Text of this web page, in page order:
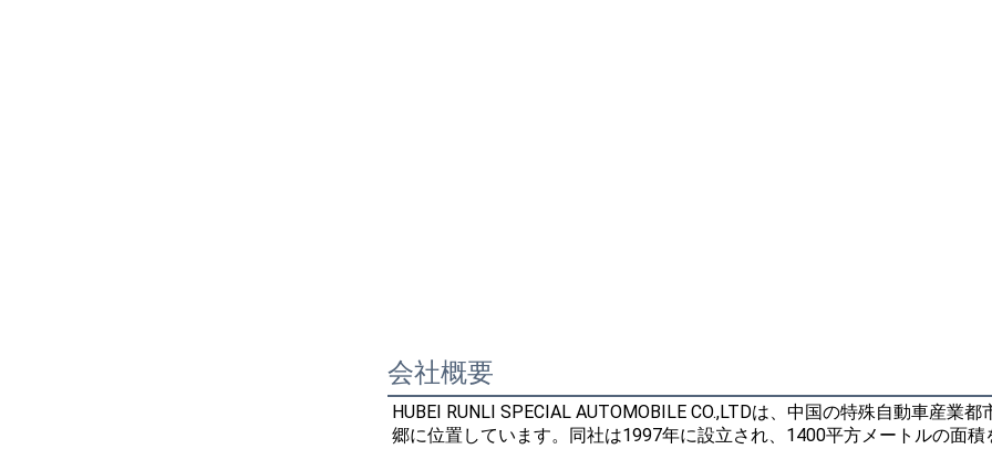
会社概要
HUBEI RUNLI SPECIAL AUTOMOBILE CO.,LTDは、中国の特殊自動車産業
郷に位置しています。同社は1997年に設立され、1400平方メートルの面